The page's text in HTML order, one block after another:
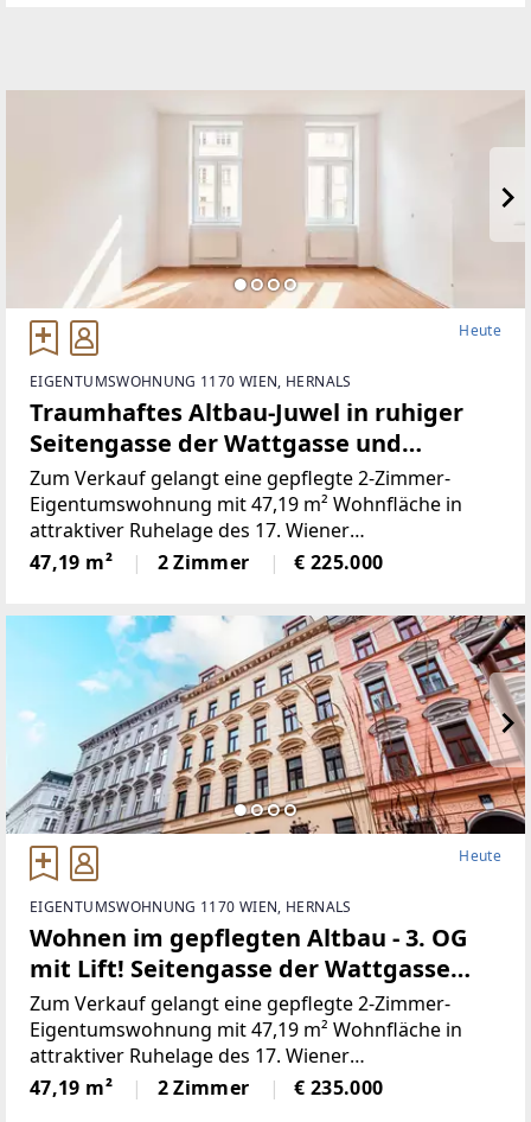
Heute
EIGENTUMSWOHNUNG 1170 WIEN, HERNALS
Traumhaftes Altbau-Juwel in ruhiger
Seitengasse der Wattgasse und
Hernalser Hauptstraße! 2. OG mit Lift!
Zum Verkauf gelangt eine gepflegte 2-Zimmer-
Eigentumswohnung mit 47,19 m² Wohnfläche in
attraktiver Ruhelage des 17. Wiener
Gemeindebezirks. Die Wohnung befindet sich im 2.
Obergeschoß eines klassischen Altbaus mit Lift und
47,19 m² 2 Zimmer € 225.000
Heute
EIGENTUMSWOHNUNG 1170 WIEN, HERNALS
Wohnen im gepflegten Altbau - 3. OG
mit Lift! Seitengasse der Wattgasse
und nahe Hernalser Hauptstraße
Zum Verkauf gelangt eine gepflegte 2-Zimmer-
Eigentumswohnung mit 47,19 m² Wohnfläche in
attraktiver Ruhelage des 17. Wiener
Gemeindebezirks. Die Wohnung befindet sich im 3.
Obergeschoß eines klassischen Altbaus mit Lift und
47,19 m² 2 Zimmer € 235.000